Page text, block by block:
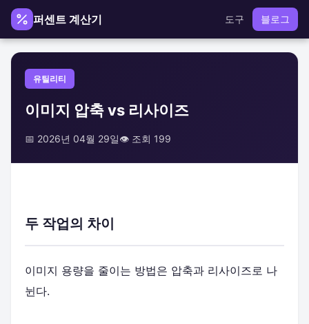
퍼센트 계산기 도구 블로그
유틸리티
이미지 압축 vs 리사이즈
📅 2026년 04월 29일👁️ 조회 199
두 작업의 차이
이미지 용량을 줄이는 방법은 압축과 리사이즈로 나
뉜다.